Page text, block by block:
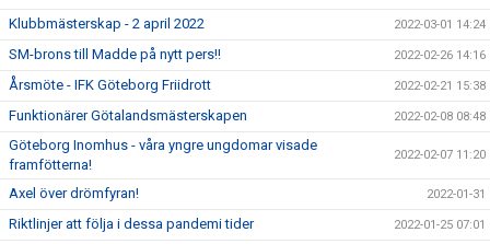
Klubbmästerskap - 2 april 2022 2022-03-01 14:24
SM-brons till Madde på nytt pers!! 2022-02-26 14:16
Årsmöte - IFK Göteborg Friidrott 2022-02-21 15:38
Funktionärer Götalandsmästerskapen 2022-02-08 08:48
Göteborg Inomhus - våra yngre ungdomar visade
framfötterna!
2022-02-07 11:20
Axel över drömfyran! 2022-01-31
Riktlinjer att följa i dessa pandemi tider 2022-01-25 07:01